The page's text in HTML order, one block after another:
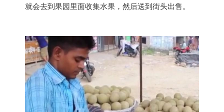
就会去到果园里面收集水果，然后送到街头出售。